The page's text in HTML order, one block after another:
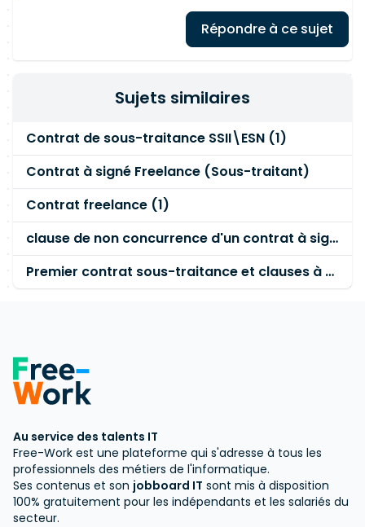
Répondre à ce sujet
Sujets similaires
Contrat de sous-traitance SSII\ESN (1)
Contrat à signé Freelance (Sous-traitant)
Contrat freelance (1)
clause de non concurrence d'un contrat à signer
Premier contrat sous-traitance et clauses à supprimer
Au service des talents IT
Free-Work est une plateforme qui s'adresse à tous les
professionnels des métiers de l'informatique.
Ses contenus et son jobboard IT sont mis à disposition
100% gratuitement pour les indépendants et les salariés du
secteur.